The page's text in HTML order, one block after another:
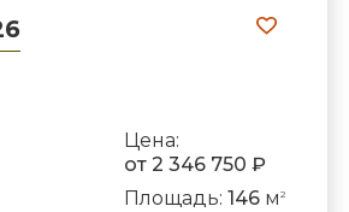
Цена:
от 2 346 750 ₽
Площадь: 146м 2